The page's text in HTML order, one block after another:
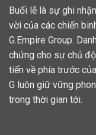
Buổi lễ là sự ghi
vời của các chiến
G.Empire Group.
chứng cho sự chủ
tiến về phía trước
G luôn giữ vững
trong thời gian tới.